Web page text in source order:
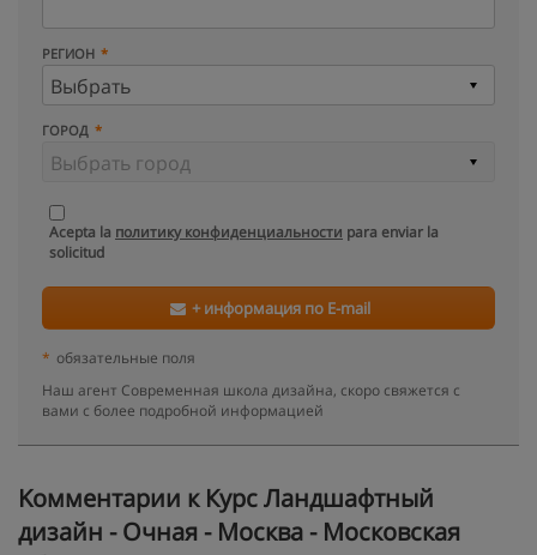
РЕГИОН
ГОРОД
Acepta la политику конфиденциальности para enviar la
solicitud
+ информация по E-mail
* обязательные поля
Наш агент Современная школа дизайна, скоро свяжется с
вами с более подробной информацией
Kомментарии к Курс Ландшафтный
дизайн - Очная - Москва - Московская